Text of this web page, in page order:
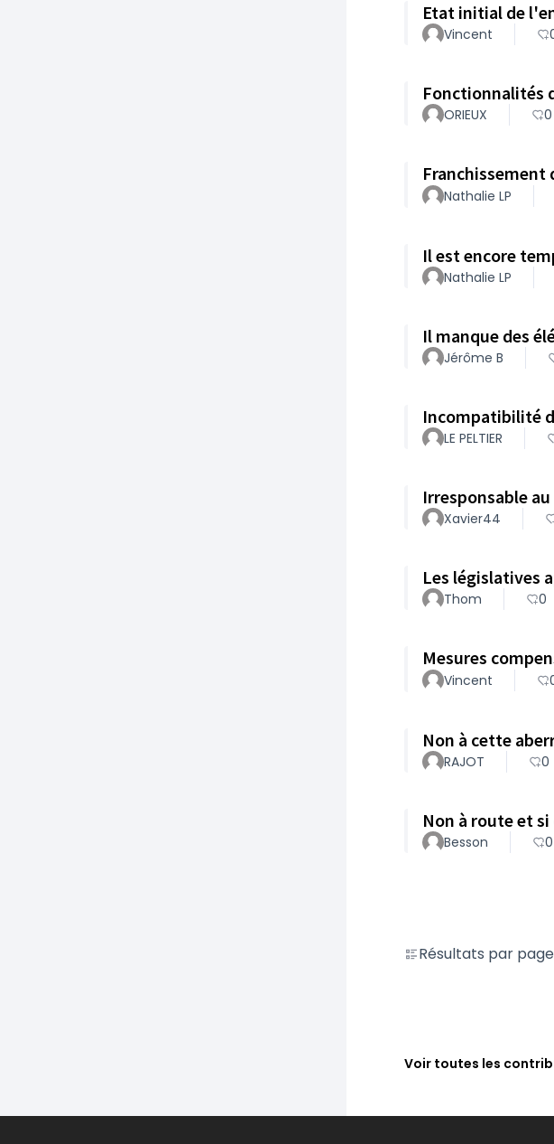
Etat initial de
Vincent
Fonctionnalités
ORIEUX 0
Franchissement
Nathalie LP
Il est encore
Nathalie LP
Il manque des
Jérôme B
Incompatibilité
LE PELTIER
Irresponsable
Xavier44
Les législatives
Thom 0
Mesures
Vincent
Non à cette
RAJOT 0
Non à route et
Besson 0
Résultats par
Voir toutes les